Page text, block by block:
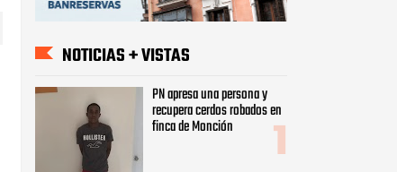
NOTICIAS + VISTAS
PN apresa una persona y
recupera cerdos robados en
finca de Monción